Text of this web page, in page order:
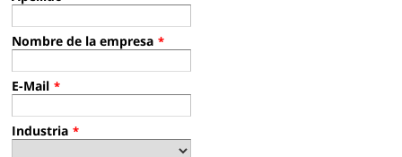
Nombre de la empresa *
E-Mail *
Industria *